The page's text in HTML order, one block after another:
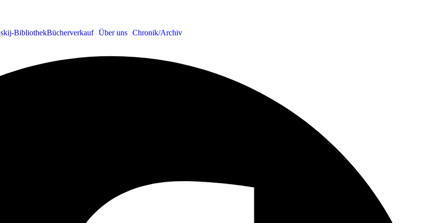
BibliothekBücherverkauf Über uns Chronik/Archiv